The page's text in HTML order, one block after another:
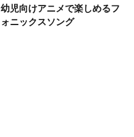
幼児向けアニメで楽しめるフ
ォニックスソング